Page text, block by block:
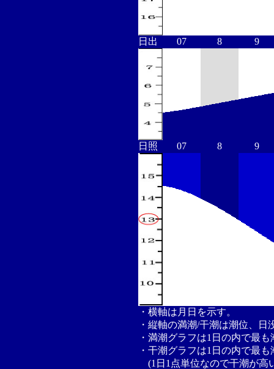
日出 07 8 9
日照 07 8 9
・横軸は月日を示す。
・縦軸の満潮/干潮は潮位、
・満潮グラフは1日の内で最
・干潮グラフは1日の内で最
(1日1点単位なので干潮が高